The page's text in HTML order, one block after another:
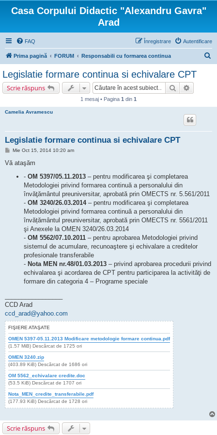
Casa Corpului Didactic "Alexandru Gavra"
Arad
FAQ Autentificare
Înregistrare
Prima pagină FORUM Responsabili cu formarea continua
Legislatie formare continua si echivalare CPT
Scrie răspuns Căutare
1 mesaj • Pagina 1 din 1
Camelia Avramescu
Legislatie formare continua si echivalare CPT
M
s
Mie Oct 15, 2014 10:20 am
Vă ataşăm
- OM 5397/05.11.2013 – pentru modificarea şi completarea
Metodologiei privind formarea continuă a personalului din
învăţământul preuniversitar, aprobată prin OMECTS nr. 5.561/2011
- OM 3240/26.03.2014– pentru modificarea şi completarea
Metodologiei privind formarea continuă a personalului din
învățământul preuniversitar, aprobată prin OMECTS nr. 5561/2011
şi Anexele la OMEN 3240/26.03.2014
- OM 5562/07.10.2011 – pentru aprobarea Metodologiei privind
sistemul de acumulare, recunoaştere şi echivalare a creditelor
profesionale transferabile
- Nota MEN nr.48/01.03.2013 – privind aprobarea procedurii privind
echivalarea şi acordarea de CPT pentru participarea la activităţi de
formare din categoria 4 – Programe speciale
CCD Arad
ccd_arad@yahoo.com
FIŞIERE ATAŞATE
OMEN 5397-05.11.2013 Modificare metodologie formare continua.pdf
(1.57 MiB) Descărcat de 1725 ori
OMEN 3240.zip
(403.89 KiB) Descărcat de 1686 ori
OM 5562_echivalare credite.doc
(53.5 KiB) Descărcat de 1707 ori
Nota_MEN_credite_transferabile.pdf
(177.93 KiB) Descărcat de 1728 ori
Scrie răspuns